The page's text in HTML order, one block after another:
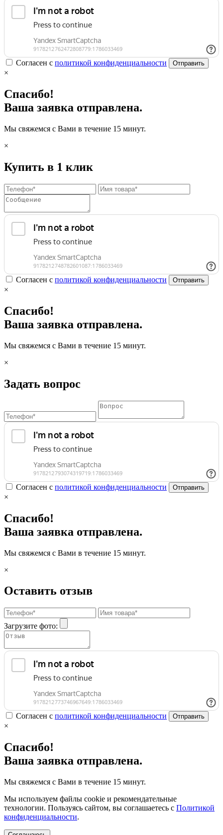
Согласен с политикой конфиденциальности Отправить
×
Спасибо!
Ваша заявка отправлена.
Мы свяжемся с Вами в течение 15 минут.
×
Купить в 1 клик
Согласен с политикой конфиденциальности Отправить
×
Спасибо!
Ваша заявка отправлена.
Мы свяжемся с Вами в течение 15 минут.
×
Задать вопрос
Согласен с политикой конфиденциальности Отправить
×
Спасибо!
Ваша заявка отправлена.
Мы свяжемся с Вами в течение 15 минут.
×
Оставить отзыв
Загрузите фото:
Согласен с политикой конфиденциальности Отправить
×
Спасибо!
Ваша заявка отправлена.
Мы свяжемся с Вами в течение 15 минут.
Мы используем файлы cookie и рекомендательные
технологии. Пользуясь сайтом, вы соглашаетесь с Политикой
конфиденциальности.